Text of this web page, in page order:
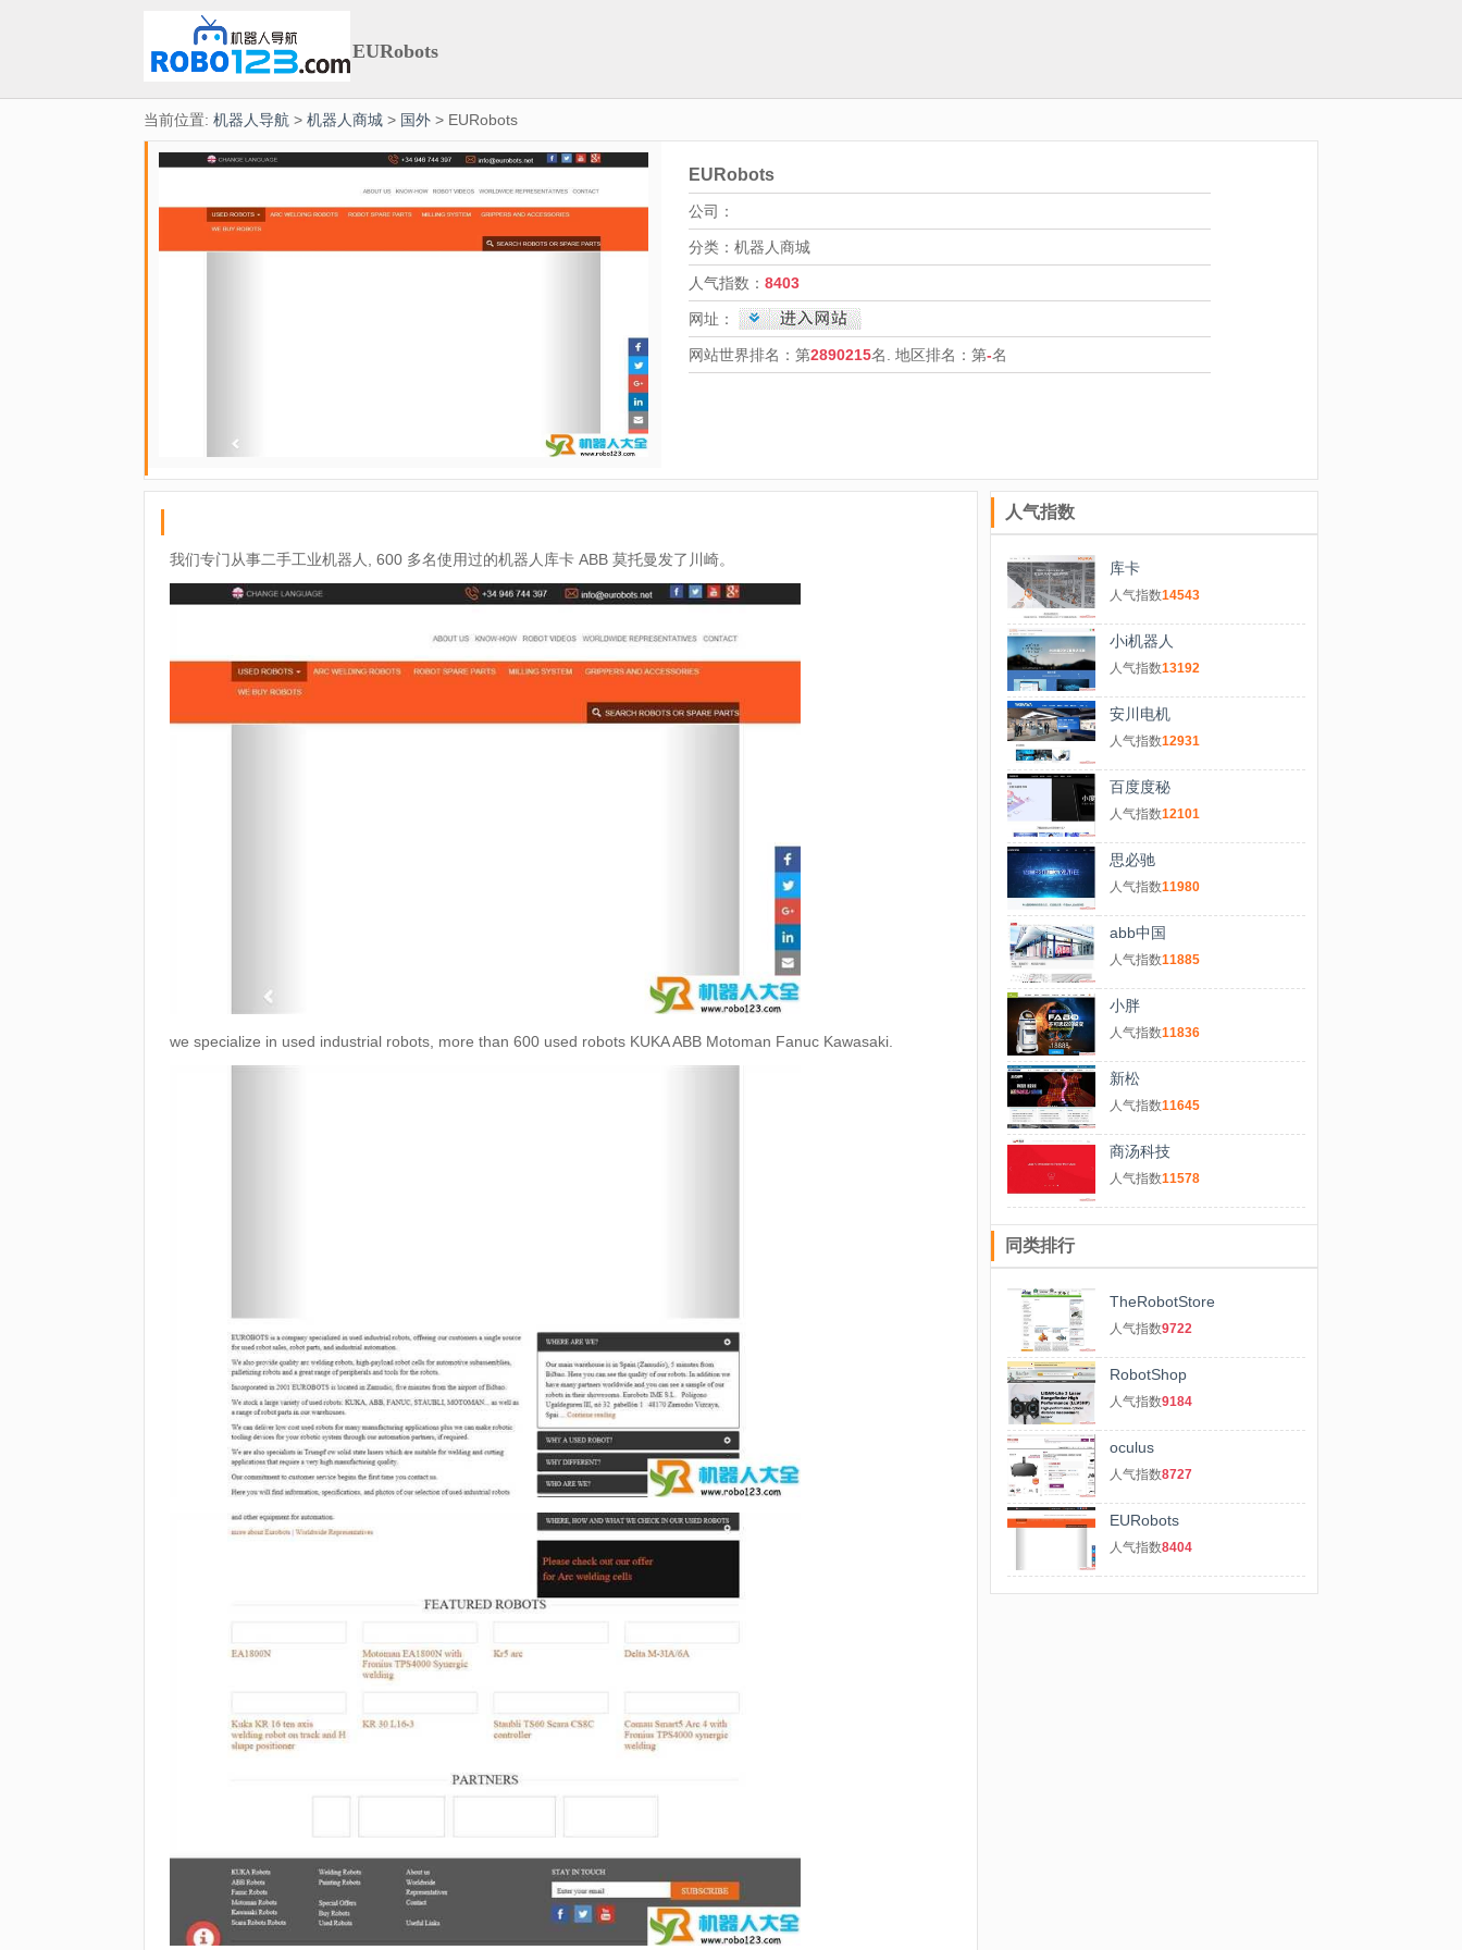
EURobots
当前位置: 机器人导航 > 机器人商城 > 国外 > EURobots
EURobots
公司：
分类：机器人商城
人气指数： 8403
网址：
网站世界排名：第2890215名. 地区排名：第-名
我们专门从事二手工业机器人, 600 多名使用过的机器人库卡 ABB 莫托曼发了川崎。
we specialize in used industrial robots, more than 600 used robots KUKA ABB Motoman Fanuc Kawasaki.
人气指数
库卡
人气指数14543
小i机器人
人气指数13192
安川电机
人气指数12931
百度度秘
人气指数12101
思必驰
人气指数11980
abb中国
人气指数11885
小胖
人气指数11836
新松
人气指数11645
商汤科技
人气指数11578
同类排行
TheRobotStore
人气指数9722
RobotShop
人气指数9184
oculus
人气指数8727
EURobots
人气指数8404